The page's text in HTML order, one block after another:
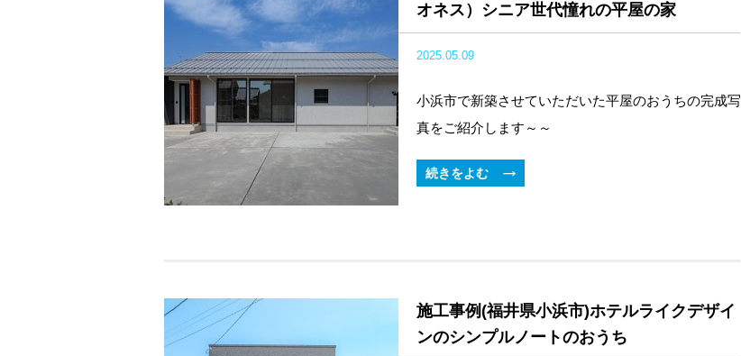
オネス）シニア世代憧れの平屋の家
2025.05.09
小浜市で新築させていただいた平屋のおうちの完成写
真をご紹介します～～
続きをよむ
施工事例(福井県小浜市)ホテルライクデザイ
ンのシンプルノートのおうち